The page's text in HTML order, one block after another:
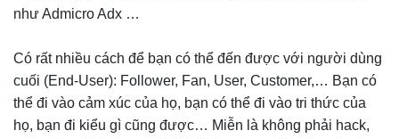
như Admicro Adx …
Có rất nhiều cách để bạn có thể đến được với người dùng
cuối (End-User): Follower, Fan, User, Customer,… Bạn có
thể đi vào cảm xúc của họ, bạn có thể đi vào tri thức của
họ, bạn đi kiểu gì cũng được… Miễn là không phải hack,